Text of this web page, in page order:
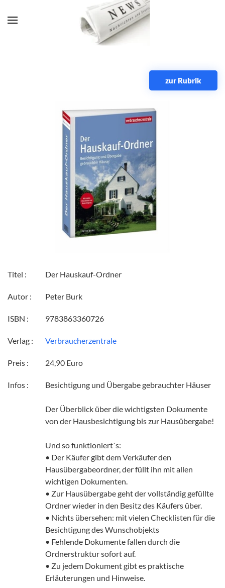
Zum Hauptinhalt springen
zur Rubrik
Titel : Der Hauskauf-Ordner
Autor : Peter Burk
ISBN : 9783863360726
Verlag : Verbraucherzentrale
Preis : 24,90 Euro
Infos : Besichtigung und Übergabe gebrauchter Häuser
Der Überblick über die wichtigsten Dokumente
von der Hausbesichtigung bis zur Hausübergabe!
Und so funktioniert´s:
• Der Käufer gibt dem Verkäufer den
Hausübergabeordner, der füllt ihn mit allen
wichtigen Dokumenten.
• Zur Hausübergabe geht der vollständig gefüllte
Ordner wieder in den Besitz des Käufers über.
• Nichts übersehen: mit vielen Checklisten für die
Besichtigung des Wunschobjekts
• Fehlende Dokumente fallen durch die
Ordnerstruktur sofort auf.
• Zu jedem Dokument gibt es praktische
Erläuterungen und Hinweise.